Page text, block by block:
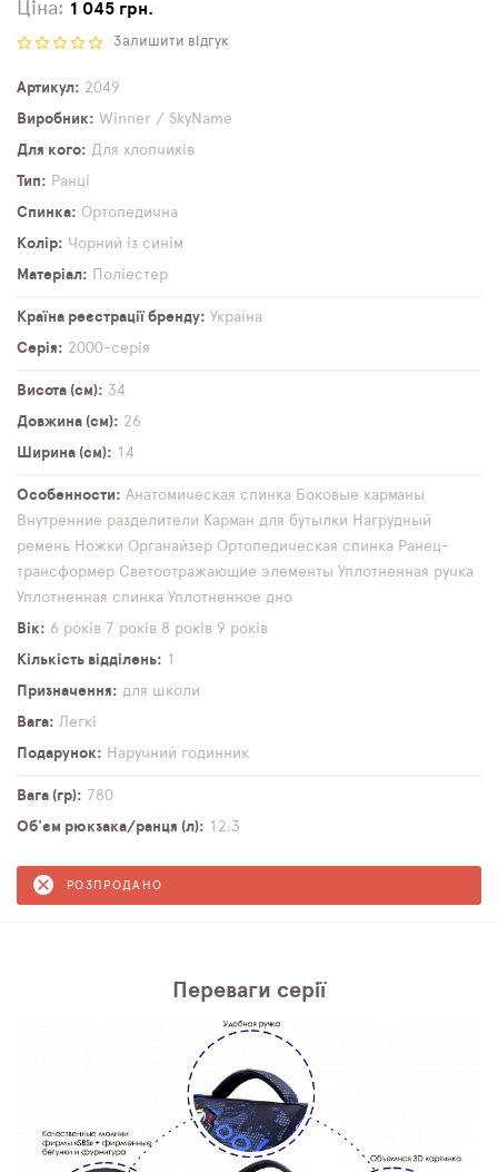
Ціна: 1 045 грн.
Залишити відгук
Артикул
2049
Виробник
Winner / SkyName
Для кого
Для хлопчиків
Тип
Ранці
Спинка
Ортопедична
Колір
Чорний із синім
Матеріал
Поліестер
Країна реєстрації бренду
Україна
Серія
2000-серія
Висота (см)
34
Довжина (см)
26
Ширина (см)
14
Особенности Анатомическая спинка Боковые карманы
Внутренние разделители Карман для бутылки Нагрудный
ремень Ножки Органайзер Ортопедическая спинка Ранец-
трансформер Светоотражающие элементы Уплотненная ручка
Уплотненная спинка Уплотненное дно
Вік
6 років 7 років 8 років 9 років
Кількість відділень
1
Призначення
для школи
Вага
Легкі
Подарунок
Наручний годинник
Вага (гр)
780
Об'єм рюкзака/ранця (л)
12,3
РОЗПРОДАНО
Переваги серії